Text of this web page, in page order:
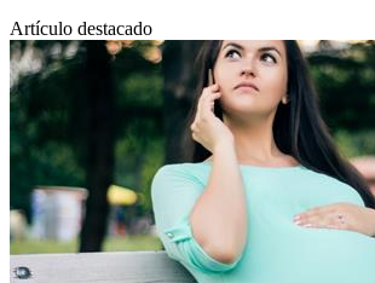
Artículo destacado